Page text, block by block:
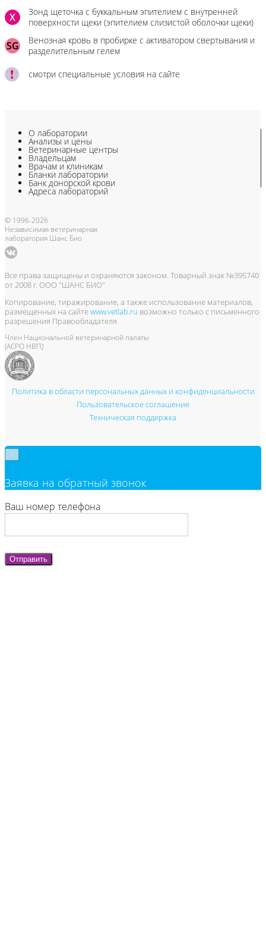
X
Зонд щеточка с буккальным эпителием с внутренней
поверхности щеки (эпителием слизистой оболочки щеки)
SG
Венозная кровь в пробирке с активатором свертывания и
разделительным гелем
смотри специальные условия на сайте
О лаборатории
Анализы и цены
Ветеринарные центры
Владельцам
Врачам и клиникам
Бланки лаборатории
Банк донорской крови
Адреса лабораторий
© 1996-2026
Независимая ветеринарная
лаборатория Шанс Био
Все права защищены и охраняются законом. Товарный знак №395740
от 2008 г. ООО "ШАНС БИО"
Копирование, тиражирование, а также использование материалов,
размещенных на сайтеwww.vetlab.ru возможно только с письменного
разрешения Правообладателя
Член Национальной ветеринарной палаты
(АСРО НВП)
Политика в области персональных данных и конфиденциальности
Пользовательское соглашение
Техническая поддержка
Заявка на обратный звонок
Ваш номер телефона
Отправить